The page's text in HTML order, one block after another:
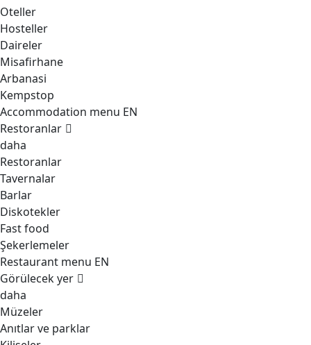
Oteller
Hosteller
Daireler
Misafirhane
Arbanasi
Kempstop
Accommodation menu EN
Restoranlar
daha
Restoranlar
Tavernalar
Barlar
Diskotekler
Fast food
Şekerlemeler
Restaurant menu EN
Görülecek yer
daha
Müzeler
Anıtlar ve parklar